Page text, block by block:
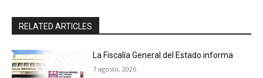
RELATED ARTICLES
La Fiscalía General del Estado informa
7 agosto, 2026